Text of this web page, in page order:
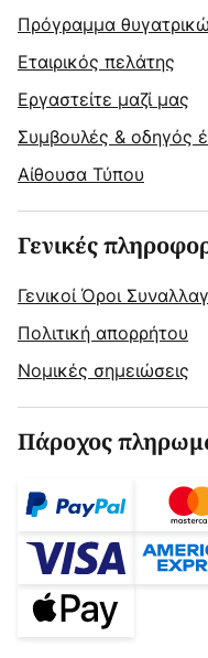
Πρόγραμμα
Εταιρικός πελάτης
Εργαστείτε μαζί μας
Συμβουλές & οδηγός
Αίθουσα Τύπου
Γενικές
Γενικοί Όροι
Πολιτική απορρήτου
Νομικές σημειώσεις
Πάροχος